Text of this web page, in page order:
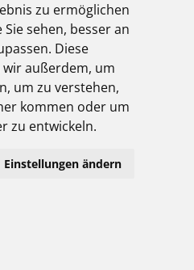
zu ermöglichen
sehen, besser an
Diese
außerdem, um
um zu verstehen,
kommen oder um
zu entwickeln.
Einstellungen ändern